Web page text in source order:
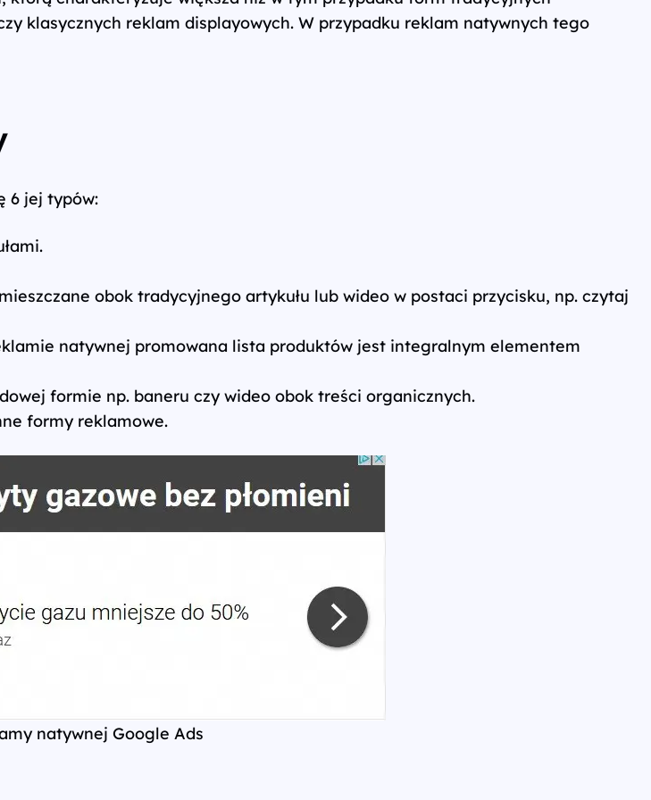
klasycznych reklam displayowych. W przypadku reklam natywnych tego
6 jej typów:
obok tradycyjnego artykułu lub wideo w postaci przycisku, np. czytaj
natywnej promowana lista produktów jest integralnym elementem
formie np. baneru czy wideo obok treści organicznych.
formy reklamowe.
natywnej Google Ads